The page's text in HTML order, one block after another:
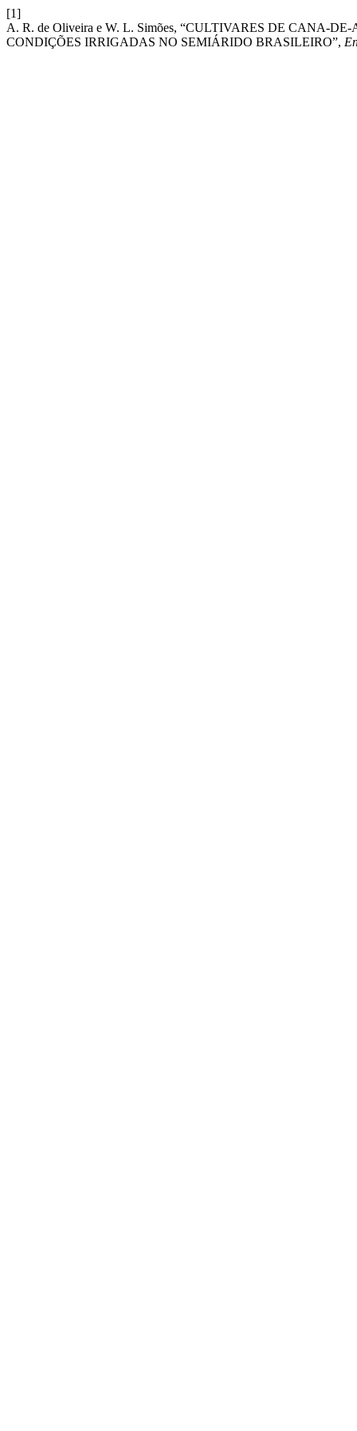
[1]
A. R. de Oliveira e W. L. Simões, “CULTIVARES DE CANA-
CONDIÇÕES IRRIGADAS NO SEMIÁRIDO BRASILEIRO”,